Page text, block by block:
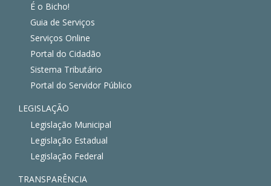
É o Bicho!
Guia de Serviços
Serviços Online
Portal do Cidadão
Sistema Tributário
Portal do Servidor Público
LEGISLAÇÃO
Legislação Municipal
Legislação Estadual
Legislação Federal
TRANSPARÊNCIA